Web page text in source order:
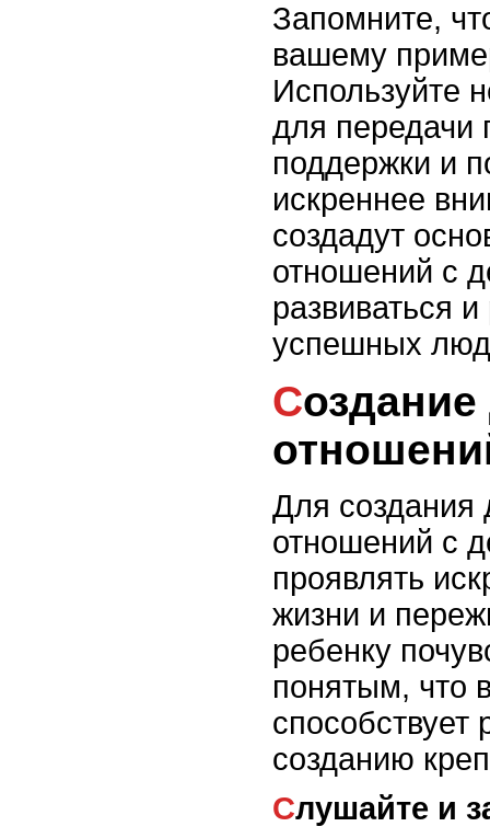
Запомните,
вашему
Используйте
для передачи
поддержки и
искреннее
создадут
отношений с
развиваться
успешных
Создание доверительных
Для создания
отношений с
проявлять
жизни и
ребенку
понятым, что
способствует
созданию
Слушайте и